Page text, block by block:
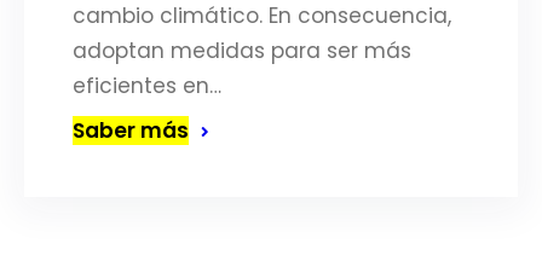
cambio climático. En consecuencia,
adoptan medidas para ser más
eficientes en…
Saber más